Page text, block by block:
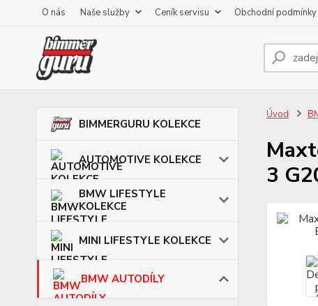
O nás Naše služby Ceník servisu Obchodní
BIMMERGURU KOLEKCE
AUTOMOTIVE KOLEKCE
BMW LIFESTYLE
KOLEKCE
MINI LIFESTYLE KOLEKCE
BMW AUTODÍLY
Úvod
3